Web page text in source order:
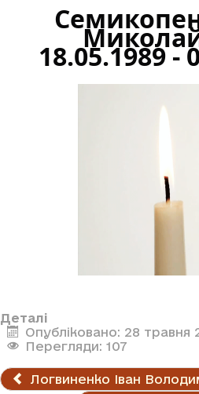
18.05.1989 -
Деталі
Опубліковано: 28 травня
Перегляди: 107
Логвиненко Іван